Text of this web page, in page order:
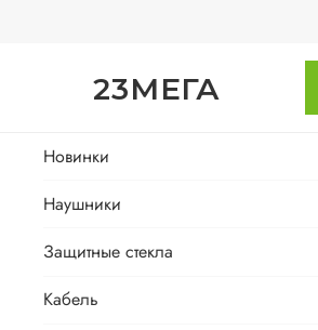
23МЕГА
Новинки
Наушники
Защитные стекла
Кабель